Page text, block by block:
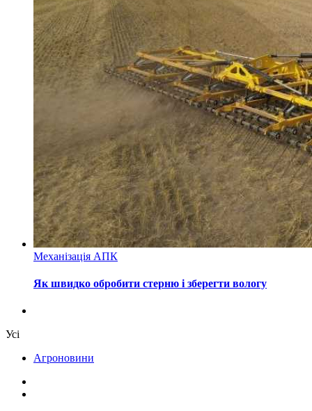
Механізація АПК
Як швидко обробити стерню і зберегти вологу
Усі
Агроновини